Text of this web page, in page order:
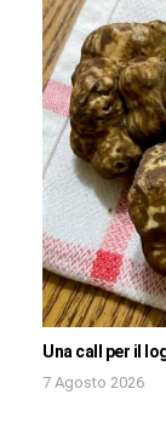
Una call per il
7 Agosto 2026